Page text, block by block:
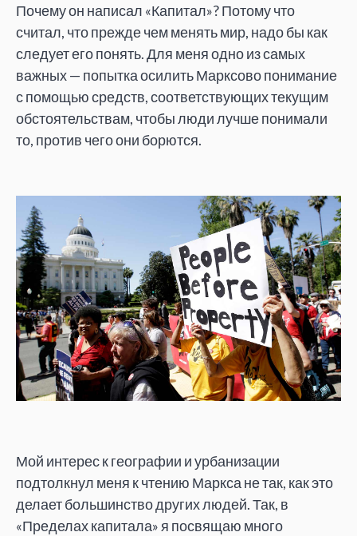
Почему он написал «Капитал»? Потому что
считал, что прежде чем менять мир, надо бы как
следует его понять. Для меня одно из самых
важных — попытка осилить Марксово понимание
с помощью средств, соответствующих текущим
обстоятельствам, чтобы люди лучше понимали
то, против чего они борются.
Мой интерес к географии и урбанизации
подтолкнул меня к чтению Маркса не так, как это
делает большинство других людей. Так, в
«Пределах капитала» я посвящаю много